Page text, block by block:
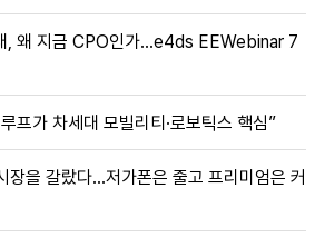
, 왜 지금 CPO인가…e4ds EEWebinar 7
프가 차세대 모빌리티·로보틱스 핵심”
장을 갈랐다…저가폰은 줄고 프리미엄은 커